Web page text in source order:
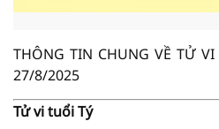
THÔNG TIN CHUNG VỀ TỬ
27/8/2025
Tử vi tuổi Tý